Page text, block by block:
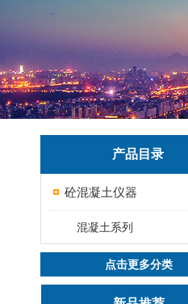
产品目录
砼混凝土仪器
混凝土系列
点击更多分类